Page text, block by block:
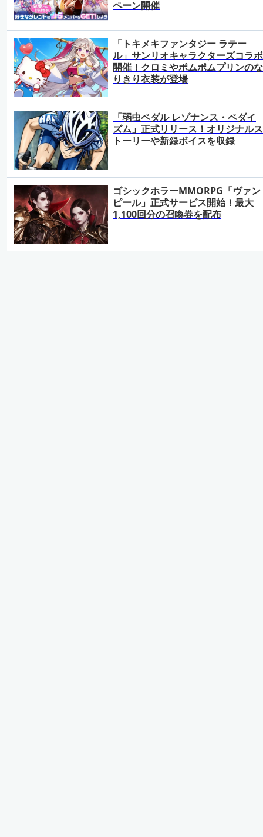
ペーン開催
「トキメキファンタジー ラテー
ル」サンリオキャラクターズコラボ
開催！クロミやポムポムプリンのな
りきり衣装が登場
「弱虫ペダル レゾナンス・ペダイ
ズム」正式リリース！オリジナルス
トーリーや新録ボイスを収録
ゴシックホラーMMORPG「ヴァン
ピール」正式サービス開始！最大
1,100回分の召喚券を配布